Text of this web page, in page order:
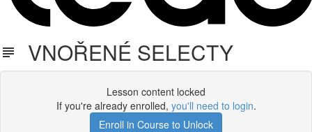
VNOŘENÉ SELECTY
Lesson content locked
If you're already enrolled, you'll need to login.
Enroll in Course to Unlock